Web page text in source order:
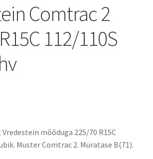
Comtrac 2
112/110S
mõõduga 225/70 R15C
Muster Comtrac 2. Müratase B(71).